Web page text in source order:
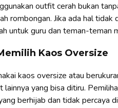
outfit cerah bukan
rombongan. Jika ada hal
untuk guru dan teman-teman
Kaos Oversize
kaos oversize atau
lainnya yang bisa ditiru.
berhijab dan tidak percaya